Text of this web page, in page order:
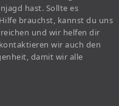
hast. Sollte es
brauchst, kannst du uns
und wir helfen dir
wir auch den
damit wir alle